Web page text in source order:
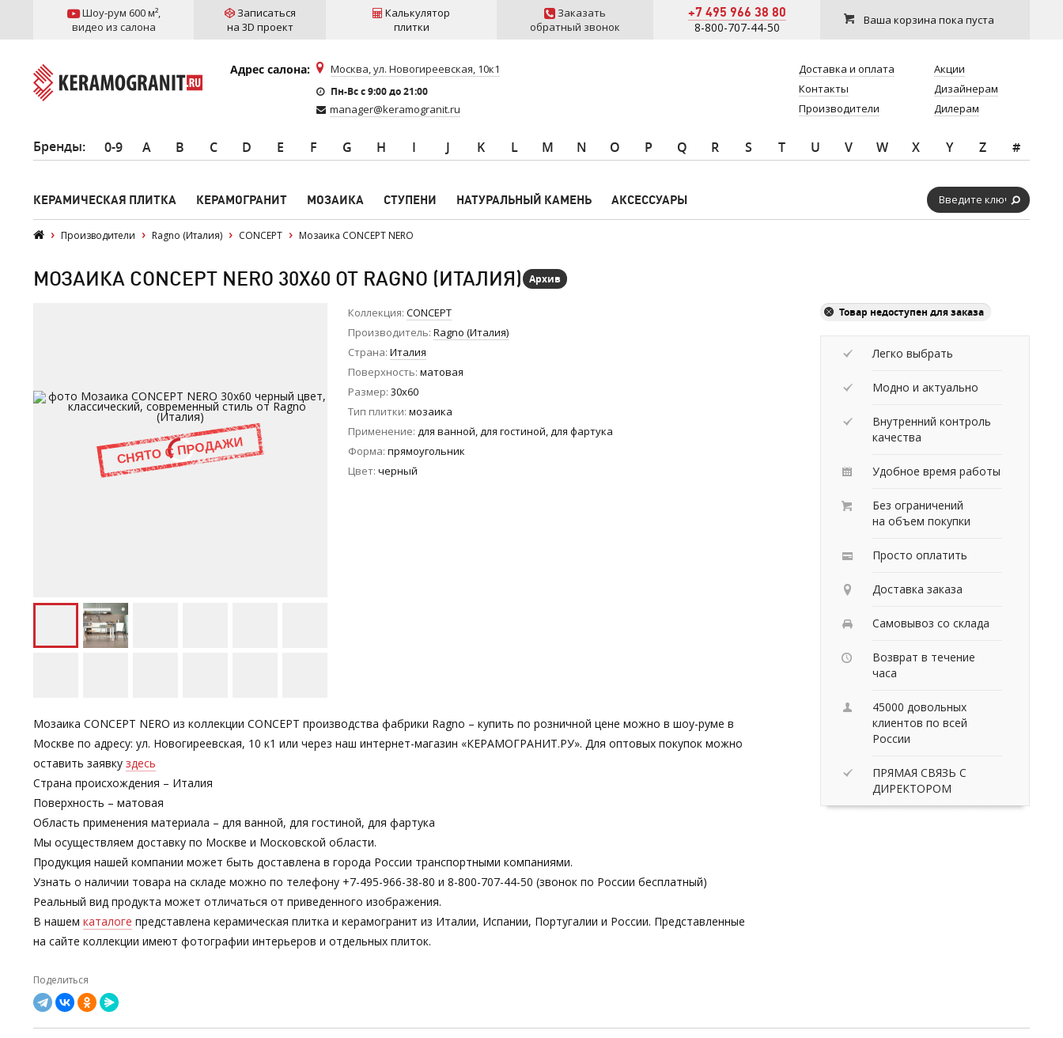
Шоу-рум 600 м²,
видео из салона
Записаться
на 3D проект
Калькулятор
плитки
Заказать
обратный звонок
+7 495 966 38 80
8-800-707-44-50 Ваша корзина пока пуста
Адрес салона: Москва, ул. Новогиреевская, 10к1
Пн-Вс c 9:00 до 21:00
manager@keramogranit.ru
Доставка и оплата
Контакты
Производители
Акции
Дизайнерам
Дилерам
Бренды: 0-9 A B C D E F G H I J K L M N O P Q R S T U V W X Y Z #
КЕРАМИЧЕСКАЯ ПЛИТКА КЕРАМОГРАНИТ МОЗАИКА СТУПЕНИ НАТУРАЛЬНЫЙ КАМЕНЬ АКСЕССУАРЫ
Производители Ragno (Италия) CONCEPT Мозаика CONCEPT NERO
МОЗАИКА CONCEPT NERO 30X60 ОТ RAGNO (ИТАЛИЯ) Архив
Коллекция CONCEPT
Производитель Ragno (Италия)
Страна Италия
Поверхность матовая
Размер 30x60
Тип плитки мозаика
Применение для ванной, для гостиной, для фартука
Форма прямоугольник
Цвет черный
Мозаика CONCEPT NERO из коллекции CONCEPT производства фабрики Ragno – купить по розничной цене можно в шоу-руме в
Москве по адресу: ул. Новогиреевская, 10 к1 или через наш интернет-магазин «КЕРАМОГРАНИТ.РУ». Для оптовых покупок можно
оставить заявку здесь
Страна происхождения – Италия
Поверхность – матовая
Область применения материала – для ванной, для гостиной, для фартука
Мы осуществляем доставку по Москве и Московской области.
Продукция нашей компании может быть доставлена в города России транспортными компаниями.
Узнать о наличии товара на складе можно по телефону +7-495-966-38-80 и 8-800-707-44-50 (звонок по России бесплатный)
Реальный вид продукта может отличаться от приведенного изображения.
В нашем каталоге представлена керамическая плитка и керамогранит из Италии, Испании, Португалии и России. Представленные
на сайте коллекции имеют фотографии интерьеров и отдельных плиток.
Поделиться
Товар недоступен для заказа
Легко выбрать
Модно и актуально
Внутренний контроль
качества
Удобное время работы
Без ограничений
на объем покупки
Просто оплатить
Доставка заказа
Самовывоз со склада
Возврат в течение
часа
45000 довольных
клиентов по всей
России
ПРЯМАЯ СВЯЗЬ С
ДИРЕКТОРОМ